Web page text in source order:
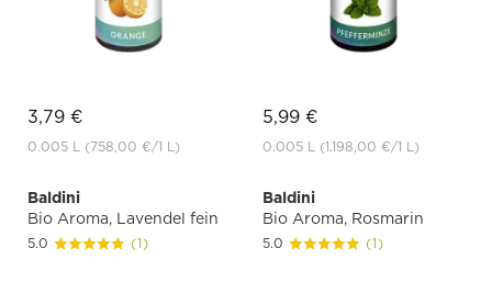
3,79 €
0.005 L (758,00 €/1 L)
5,99 €
0.005 L (1.198,00 €/1 L)
Baldini
Bio Aroma, Lavendel fein
5.0 (1)
Baldini
Bio Aroma, Rosmarin
5.0 (1)